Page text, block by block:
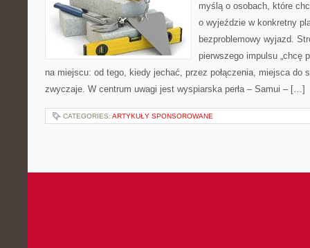
myślą o osobach, które
o wyjeździe w konkretny
bezproblemowy wyjazd.
pierwszego impulsu „chcę
na miejscu: od tego, kiedy jechać, przez połączenia, miejsca do
zwyczaje. W centrum uwagi jest wyspiarska perła – Samui – […]
CATEGORIES: ARTYKUŁY SPONSOROWANE